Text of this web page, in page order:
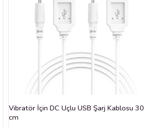
Vibratör İçin DC Uçlu USB Şarj Kablosu 30
cm